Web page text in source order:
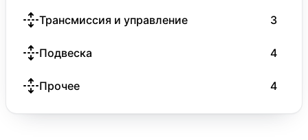
Трансмиссия и управление 3
Подвеска 4
Прочее 4